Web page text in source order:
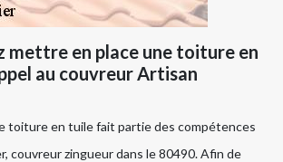
mettre en place une toiture en
au couvreur Artisan
toiture en tuile fait partie des compétences
couvreur zingueur dans le 80490. Afin de